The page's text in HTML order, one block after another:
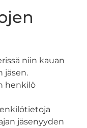
niin kauan
jäsen.
henkilö
jäsenyyden